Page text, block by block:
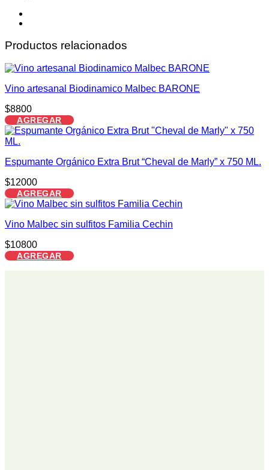
Productos relacionados
Vino artesanal Biodinamico Malbec BARONE
$8800
AGREGAR
Espumante Orgánico Extra Brut “Cheval de Marly” x 750 ML.
$12000
AGREGAR
Vino Malbec sin sulfitos Familia Cechin
$10800
AGREGAR